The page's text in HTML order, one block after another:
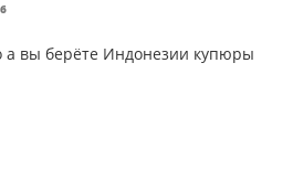
а вы берёте Индонезии купюры